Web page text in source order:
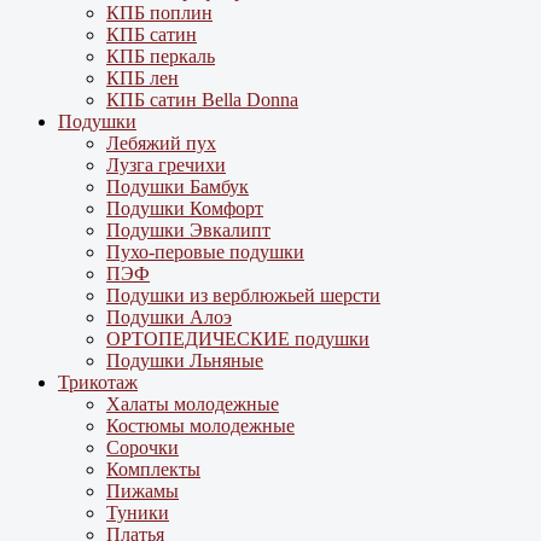
КПБ поплин
КПБ сатин
КПБ перкаль
КПБ лен
КПБ сатин Bella Donna
Подушки
Лебяжий пух
Лузга гречихи
Подушки Бамбук
Подушки Комфорт
Подушки Эвкалипт
Пухо-перовые подушки
ПЭФ
Подушки из верблюжьей шерсти
Подушки Алоэ
ОРТОПЕДИЧЕСКИЕ подушки
Подушки Льняные
Трикотаж
Халаты молодежные
Костюмы молодежные
Сорочки
Комплекты
Пижамы
Туники
Платья